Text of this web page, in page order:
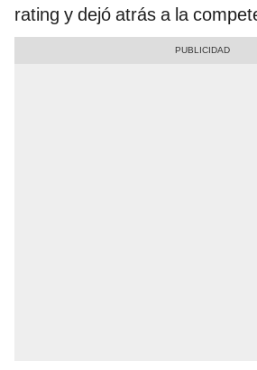
rating y dejó atrás a la